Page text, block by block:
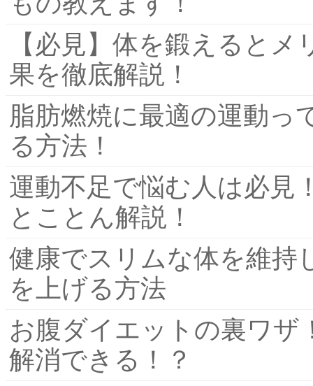
【必見】体を鍛えると
果を徹底解説！
脂肪燃焼に最適の運動っ
る方法！
運動不足で悩む人は必見
とことん解説！
健康でスリムな体を維持
を上げる方法
お腹ダイエットの裏ワザ
解消できる！？